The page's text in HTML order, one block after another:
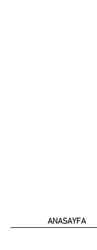
ANASAYFA